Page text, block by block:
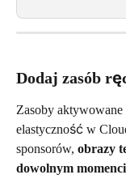
Dodaj zasób
Zasoby
elastyczność w
sponsorów, obrazy
dowolnym